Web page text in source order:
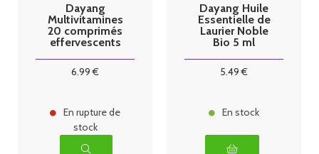
Dayang
Multivitamines
20 comprimés
effervescents
6.99 €
En rupture de
stock
Dayang Huile
Essentielle de
Laurier Noble
Bio 5 ml
5.49 €
En stock